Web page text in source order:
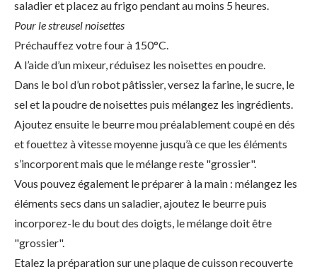
saladier et placez au frigo pendant au moins 5 heures.
Pour le streusel noisettes
Préchauffez votre four à 150°C.
A l’aide d’un mixeur, réduisez les noisettes en poudre.
Dans le bol d’un robot pâtissier, versez la farine, le sucre, le
sel et la poudre de noisettes puis mélangez les ingrédients.
Ajoutez ensuite le beurre mou préalablement coupé en dés
et fouettez à vitesse moyenne jusqu’à ce que les éléments
s’incorporent mais que le mélange reste "grossier".
​Vous pouvez également le préparer à la main : mélangez les
éléments secs dans un saladier, ajoutez le beurre puis
incorporez-le du bout des doigts, le mélange doit être
"grossier".
Etalez la préparation sur une plaque de cuisson recouverte